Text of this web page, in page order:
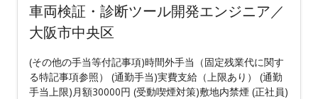
車両検証・診断ツール開発エンジニア／
大阪市中央区
(その他の手当等付記事項)時間外手当（固定残業代に関す
る特記事項参照） (通勤手当)実費支給（上限あり） (通勤
手当上限)月額30000円 (受動喫煙対策)敷地内禁煙 (正社員)